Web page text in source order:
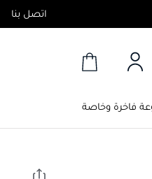
اتصل بنا
فاخرة وخاصة